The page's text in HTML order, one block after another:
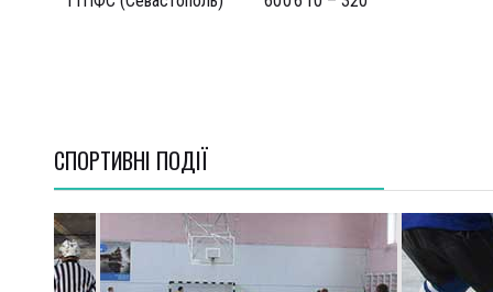
СПОРТИВНI ПОДІЇ